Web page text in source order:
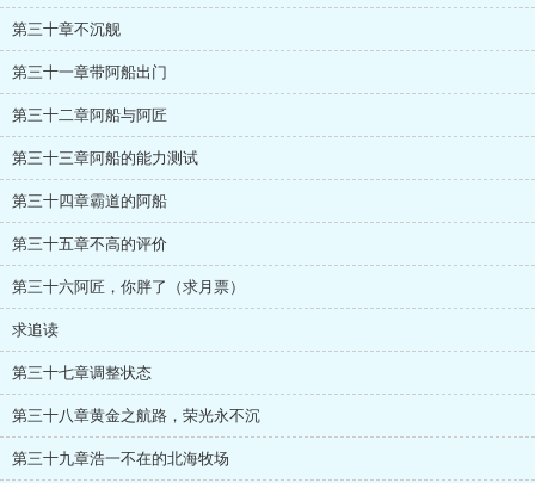
第三十章不沉舰
第三十一章带阿船出门
第三十二章阿船与阿匠
第三十三章阿船的能力测试
第三十四章霸道的阿船
第三十五章不高的评价
第三十六阿匠，你胖了（求月票）
求追读
第三十七章调整状态
第三十八章黄金之航路，荣光永不沉
第三十九章浩一不在的北海牧场